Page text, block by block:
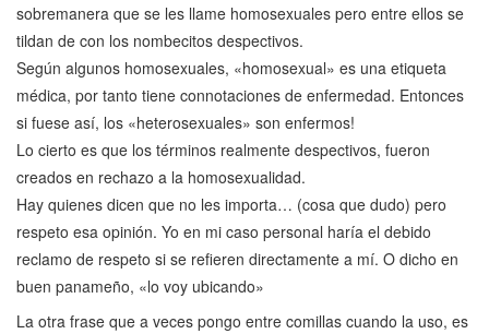
sobremanera que se les llame homosexuales pero entre ellos se
tildan de con los nombecitos despectivos.
Según algunos homosexuales, «homosexual» es una etiqueta
médica, por tanto tiene connotaciones de enfermedad. Entonces
si fuese así, los «heterosexuales» son enfermos!
Lo cierto es que los términos realmente despectivos, fueron
creados en rechazo a la homosexualidad.
Hay quienes dicen que no les importa… (cosa que dudo) pero
respeto esa opinión. Yo en mi caso personal haría el debido
reclamo de respeto si se refieren directamente a mí. O dicho en
buen panameño, «lo voy ubicando»
La otra frase que a veces pongo entre comillas cuando la uso, es